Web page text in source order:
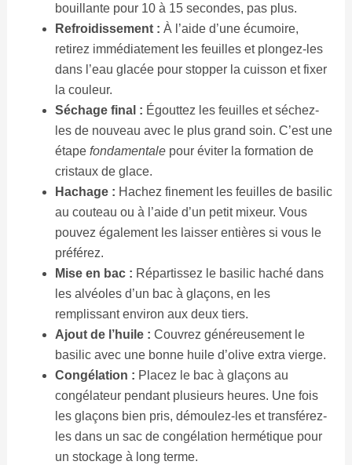
bouillante pour 10 à 15 secondes, pas plus.
Refroidissement : À l’aide d’une écumoire,
retirez immédiatement les feuilles et plongez-les
dans l’eau glacée pour stopper la cuisson et fixer
la couleur.
Séchage final : Égouttez les feuilles et séchez-
les de nouveau avec le plus grand soin. C’est une
étape fondamentalepour éviter la formation de
cristaux de glace.
Hachage : Hachez finement les feuilles de basilic
au couteau ou à l’aide d’un petit mixeur. Vous
pouvez également les laisser entières si vous le
préférez.
Mise en bac : Répartissez le basilic haché dans
les alvéoles d’un bac à glaçons, en les
remplissant environ aux deux tiers.
Ajout de l’huile : Couvrez généreusement le
basilic avec une bonne huile d’olive extra vierge.
Congélation : Placez le bac à glaçons au
congélateur pendant plusieurs heures. Une fois
les glaçons bien pris, démoulez-les et transférez-
les dans un sac de congélation hermétique pour
un stockage à long terme.